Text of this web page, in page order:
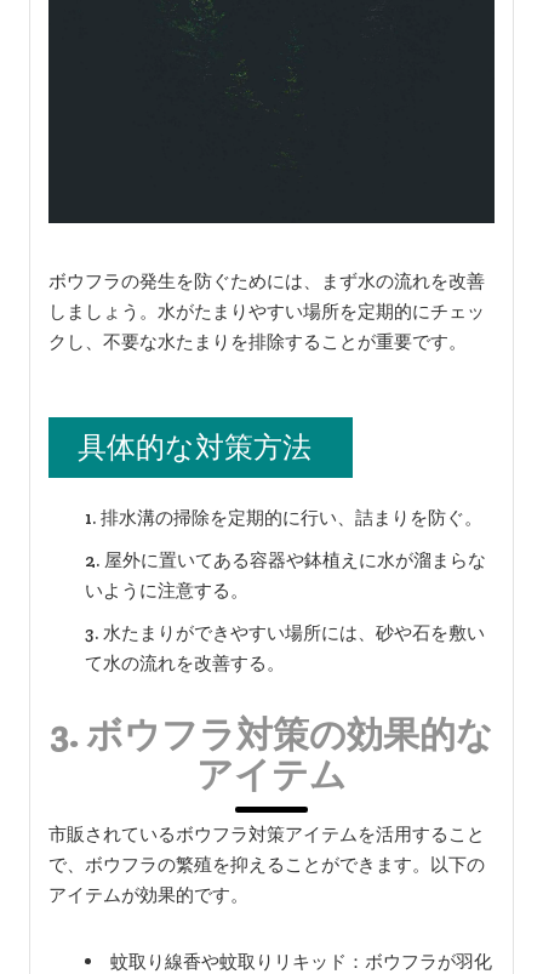
ボウフラの発生を防ぐためには、まず水の流れを改善
しましょう。水がたまりやすい場所を定期的にチェッ
クし、不要な水たまりを排除することが重要です。
具体的な対策方法
排水溝の掃除を定期的に行い、詰まりを防ぐ。
屋外に置いてある容器や鉢植えに水が溜まらな
いように注意する。
水たまりができやすい場所には、砂や石を敷い
て水の流れを改善する。
3. ボウフラ対策の効果的な
アイテム
市販されているボウフラ対策アイテムを活用すること
で、ボウフラの繁殖を抑えることができます。以下の
アイテムが効果的です。
蚊取り線香や蚊取りリキッド：ボウフラが羽化